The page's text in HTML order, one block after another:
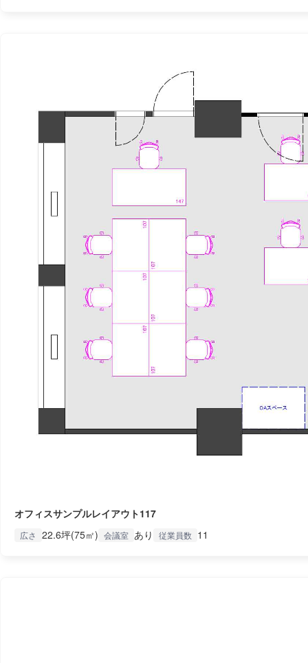
オフィスサンプルレイアウト117
広さ 22.6坪(75㎡) 会議室 あり 従業員数 11